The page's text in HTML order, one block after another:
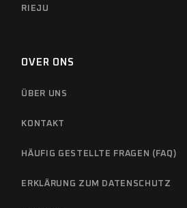
RIEJU
OVER ONS
ÜBER UNS
KONTAKT
HÄUFIG GESTELLTE FRAGEN (FAQ)
ERKLÄRUNG ZUM DATENSCHUTZ